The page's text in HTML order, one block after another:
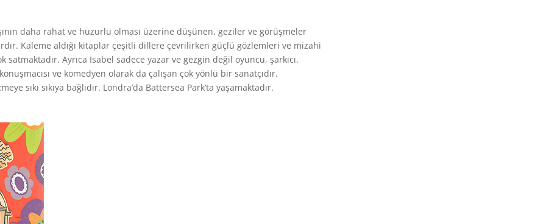
daha rahat ve huzurlu olması üzerine düşünen, geziler ve görüşmeler
Kaleme aldığı kitaplar çeşitli dillere çevrilirken güçlü gözlemleri ve mizahi
Ayrıca Isabel sadece yazar ve gezgin değil oyuncu, şarkıcı,
konuşmacısı ve komedyen olarak da çalışan çok yönlü bir sanatçıdır.
sıkı sıkıya bağlıdır. Londra’da Battersea Park’ta yaşamaktadır.